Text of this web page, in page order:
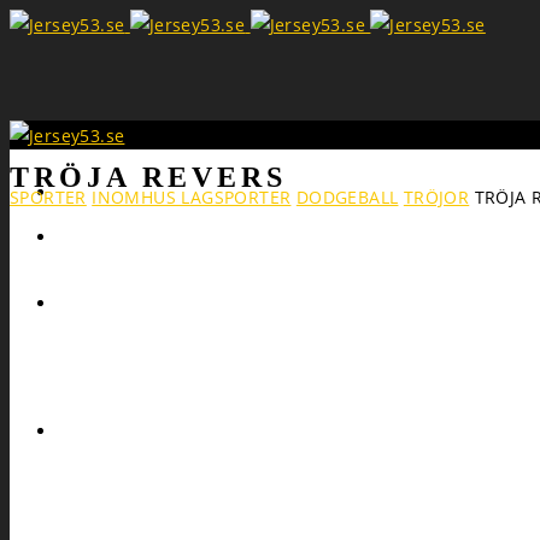
Search
TRÖJA REVERS
SPORTER INOMHUS LAGSPORTER DODGEBALL TRÖJOR TRÖJA